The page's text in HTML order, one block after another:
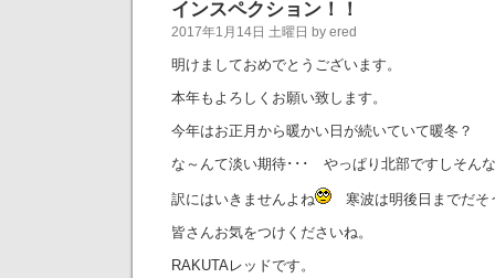
インスペクション！！
2017年1月14日 土曜日 by ered
明けましておめでとうございます。
本年もよろしくお願い致します。
今年はお正月から暖かい日が続いていて暖冬？
な～んて淡い期待･･･ やっぱり北部ですしそんな
訳にはいきませんよね
寒波は明後日までだそ
皆さんお気をつけくださいね。
RAKUTAレッドです。